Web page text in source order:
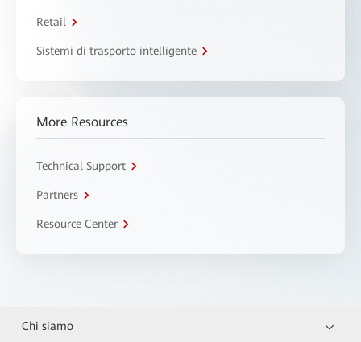
Retail
Sistemi di trasporto intelligente
More Resources
Technical Support
Partners
Resource Center
Chi siamo